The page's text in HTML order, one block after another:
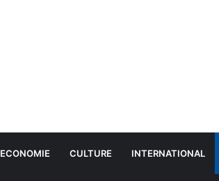
ECONOMIE CULTURE INTERNATIONAL